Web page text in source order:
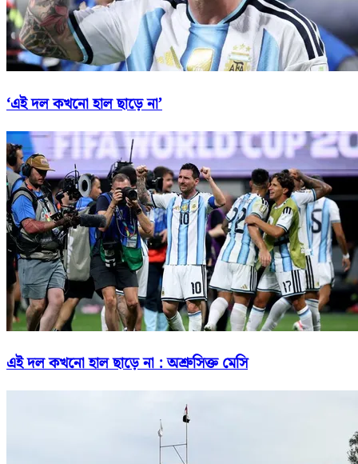
‘এই দল কখনো হাল ছাড়ে না’
এই দল কখনো হাল ছাড়ে না : অশ্রুসিক্ত মেসি